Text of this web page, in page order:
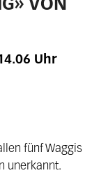
VON
Uhr
fünf Waggis
unerkannt.